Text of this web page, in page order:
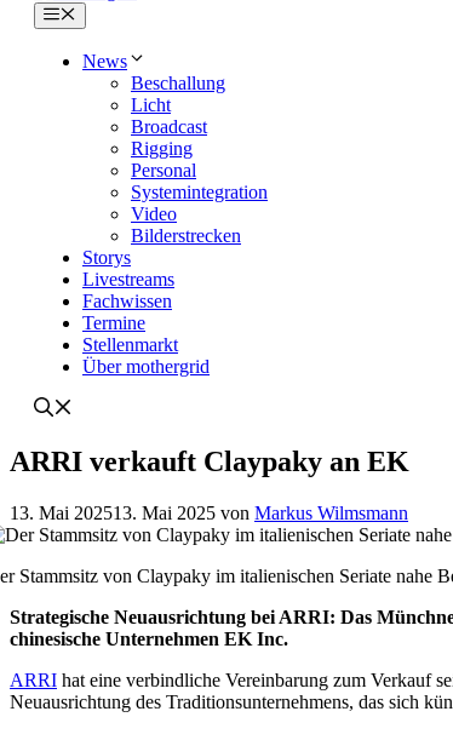
Menü
News
Beschallung
Licht
Broadcast
Rigging
Personal
Systemintegration
Video
Bilderstrecken
Storys
Livestreams
Fachwissen
Termine
Stellenmarkt
Über mothergrid
ARRI verkauft Claypaky an EK
13. Mai 202513. Mai 2025 von Markus Wilmsmann
Stammsitz von Claypaky im italienischen Seriate nahe
Strategische Neuausrichtung bei ARRI: Das
chinesische Unternehmen EK Inc.
ARRI hat eine verbindliche Vereinbarung zum Verkauf
Neuausrichtung des Traditionsunternehmens, das sich